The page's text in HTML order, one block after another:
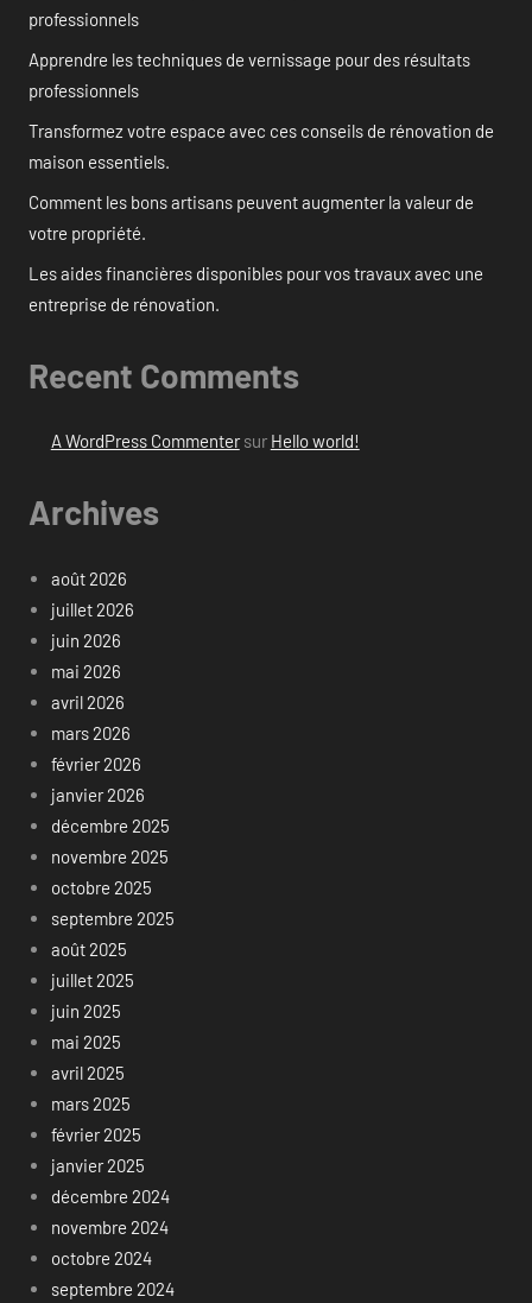
professionnels
Apprendre les techniques de vernissage pour des résultats
professionnels
Transformez votre espace avec ces conseils de rénovation de
maison essentiels.
Comment les bons artisans peuvent augmenter la valeur de
votre propriété.
Les aides financières disponibles pour vos travaux avec une
entreprise de rénovation.
Recent Comments
A WordPress Commentersur Hello world!
Archives
août 2026
juillet 2026
juin 2026
mai 2026
avril 2026
mars 2026
février 2026
janvier 2026
décembre 2025
novembre 2025
octobre 2025
septembre 2025
août 2025
juillet 2025
juin 2025
mai 2025
avril 2025
mars 2025
février 2025
janvier 2025
décembre 2024
novembre 2024
octobre 2024
septembre 2024